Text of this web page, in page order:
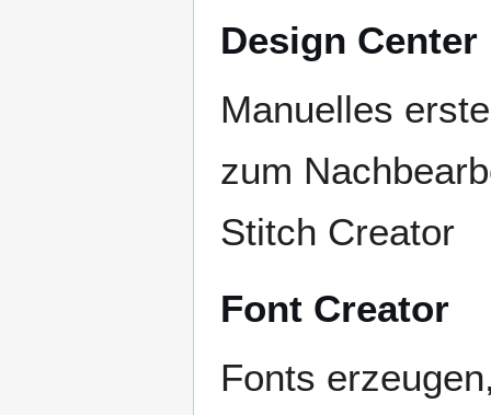
Design Center
Manuelles
zum
Stitch Creator
Font Creator
Fonts